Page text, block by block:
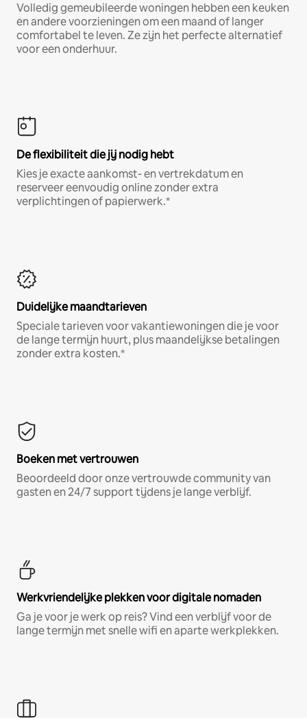
Volledig gemeubileerde woningen hebben een keuken
en andere voorzieningen om een maand of langer
comfortabel te leven. Ze zijn het perfecte alternatief
voor een onderhuur.
De flexibiliteit die jij nodig hebt
Kies je exacte aankomst- en vertrekdatum en
reserveer eenvoudig online zonder extra
verplichtingen of papierwerk.*
Duidelijke maandtarieven
Speciale tarieven voor vakantiewoningen die je voor
de lange termijn huurt, plus maandelijkse betalingen
zonder extra kosten.*
Boeken met vertrouwen
Beoordeeld door onze vertrouwde community van
gasten en 24/7 support tijdens je lange verblijf.
Werkvriendelijke plekken voor digitale nomaden
Ga je voor je werk op reis? Vind een verblijf voor de
lange termijn met snelle wifi en aparte werkplekken.